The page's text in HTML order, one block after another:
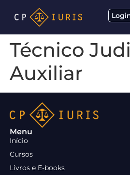
Técnico
Auxiliar
Menu
Início
Cursos
Livros e E-books